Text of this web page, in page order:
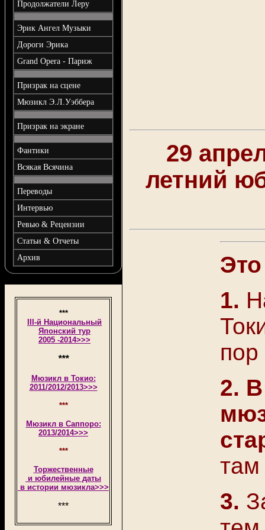
Продолжатели Леру
Эрик Ангел Музыки
Дороги Эрика
Grand Opera - Париж
Призрак на сцене
Мюзикл Э.Л.Уэббера
Призрак на экране
Фантики
Всякая Всячина
Переводы
Интервью
Ревью & Рецензии
Статьи & Отчеты
Архив
***
-й Национальный
Японский тур
2005 -2014>>>
***
М юзикл в Токио:
2011/2012/2013>>>
***
М юзикл в Саппоро:
2013/2014>>>
***
Торжественные
и юбилейные даты
в истории мюзикла>>>
***
29
летний
1.
2.
там
3.